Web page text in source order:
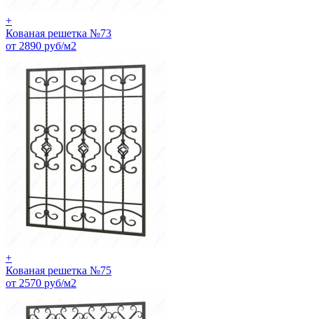
+
Кованая решетка №73
от 2890 руб/м2
+
Кованая решетка №75
от 2570 руб/м2